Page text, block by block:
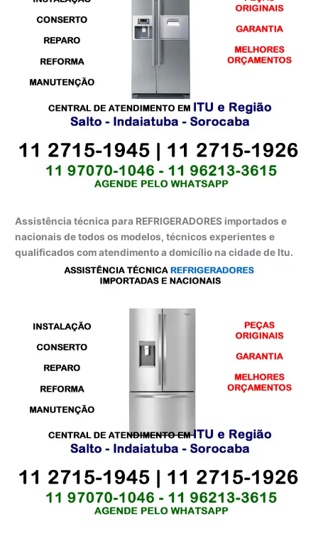
Assistência técnica para REFRIGERADORES importados e
nacionais de todos os modelos, técnicos experientes e
qualificados com atendimento a domicílio na cidade de Itu.